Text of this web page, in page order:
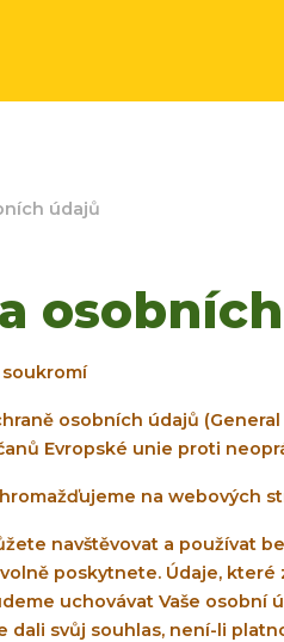
údajů
osobních údajů
Evropské unie proti
na webových
navštěvovat a používat
poskytnete. Údaje,
uchovávat Vaše
dali svůj souhlas, není-li